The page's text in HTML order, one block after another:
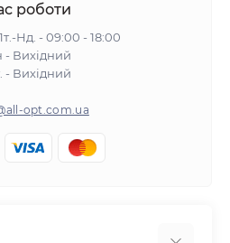
роботи
Нд. - 09:00 - 18:00
- Вихідний
- Вихідний
opt.com.ua